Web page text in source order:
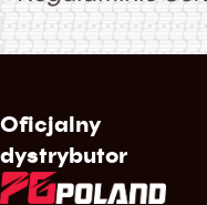
Oficjalny
dystrybutor